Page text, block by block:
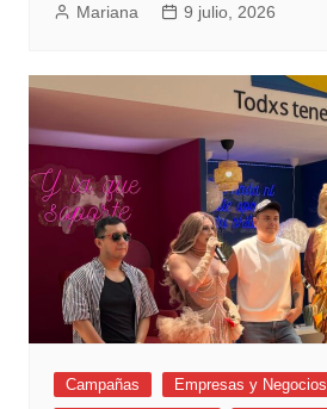
Mariana 9 julio, 2026
Campañas
Empresas y Negocios